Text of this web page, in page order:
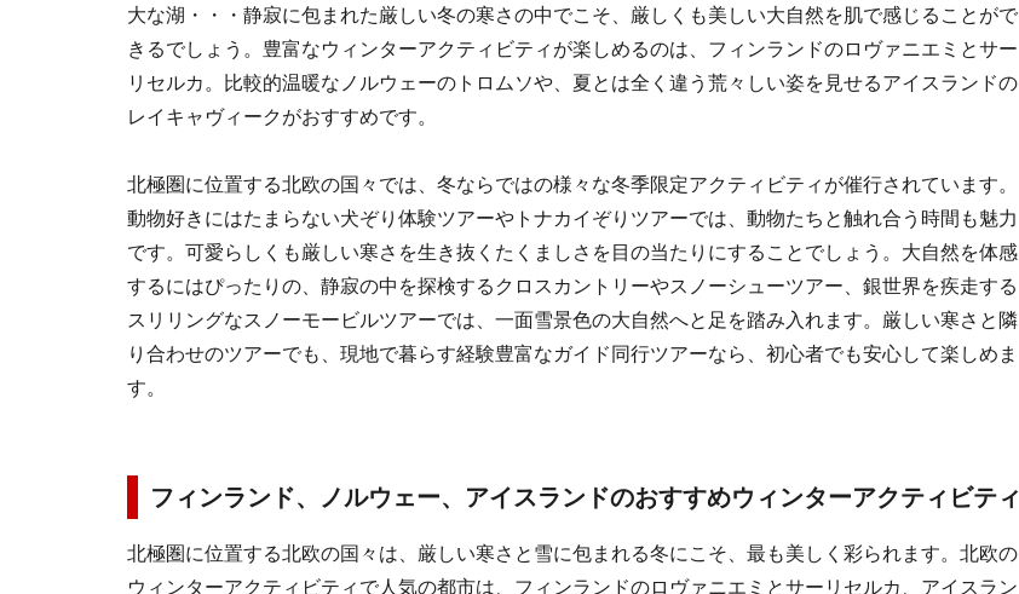
大な湖・・・静寂に包まれた厳しい冬の寒さの中でこそ、厳しくも美しい大自然を肌で感じることがで
きるでしょう。豊富なウィンターアクティビティが楽しめるのは、フィンランドのロヴァニエミとサー
リセルカ。比較的温暖なノルウェーのトロムソや、夏とは全く違う荒々しい姿を見せるアイスランドの
レイキャヴィークがおすすめです。
北極圏に位置する北欧の国々では、冬ならではの様々な冬季限定アクティビティが催行されています。
動物好きにはたまらない犬ぞり体験ツアーやトナカイぞりツアーでは、動物たちと触れ合う時間も魅力
です。可愛らしくも厳しい寒さを生き抜くたくましさを目の当たりにすることでしょう。大自然を体感
するにはぴったりの、静寂の中を探検するクロスカントリーやスノーシューツアー、銀世界を疾走する
スリリングなスノーモービルツアーでは、一面雪景色の大自然へと足を踏み入れます。厳しい寒さと隣
り合わせのツアーでも、現地で暮らす経験豊富なガイド同行ツアーなら、初心者でも安心して楽しめま
す。
フィンランド、ノルウェー、アイスランドのおすすめウィンターアクティビティ
北極圏に位置する北欧の国々は、厳しい寒さと雪に包まれる冬にこそ、最も美しく彩られます。北欧の
ウィンターアクティビティで人気の都市は、フィンランドのロヴァニエミとサーリセルカ、アイスラン